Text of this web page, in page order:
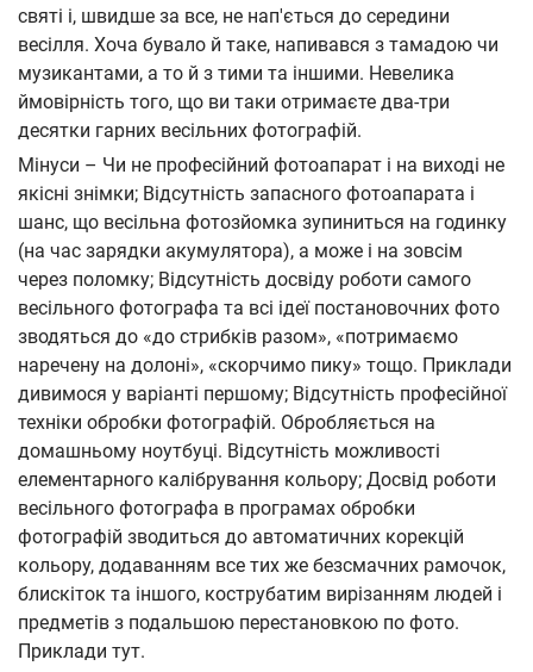
святі і, швидше за все, не нап'ється до середини
весілля. Хоча бувало й таке, напивався з тамадою чи
музикантами, а то й з тими та іншими. Невелика
ймовірність того, що ви таки отримаєте два-три
десятки гарних весільних фотографій.
Мінуси – Чи не професійний фотоапарат і на виході не
якісні знімки; Відсутність запасного фотоапарата і
шанс, що весільна фотозйомка зупиниться на годинку
(на час зарядки акумулятора), а може і на зовсім
через поломку; Відсутність досвіду роботи самого
весільного фотографа та всі ідеї постановочних фото
зводяться до «до стрибків разом», «потримаємо
наречену на долоні», «скорчимо пику» тощо. Приклади
дивимося у варіанті першому; Відсутність професійної
техніки обробки фотографій. Обробляється на
домашньому ноутбуці. Відсутність можливості
елементарного калібрування кольору; Досвід роботи
весільного фотографа в програмах обробки
фотографій зводиться до автоматичних корекцій
кольору, додаванням все тих же безсмачних рамочок,
блискіток та іншого, кострубатим вирізанням людей і
предметів з подальшою перестановкою по фото.
Приклади тут.